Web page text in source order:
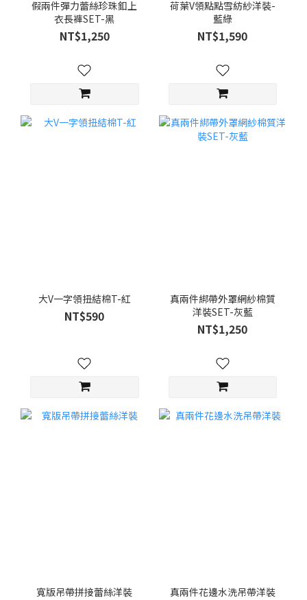
假兩件彈力蕾絲珍珠釦上
衣長褲SET-黑
NT$1,250
荷葉V領點點雪紡紗洋裝-
藍綠
NT$1,590
大V一字領扭結棉T-紅
NT$590
真兩件綁帶外罩網紗棉質
洋裝SET-灰藍
NT$1,250
寬版吊帶拼接蕾絲洋裝 真兩件花邊水洗吊帶洋裝